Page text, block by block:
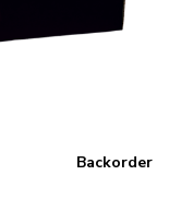
Backorder